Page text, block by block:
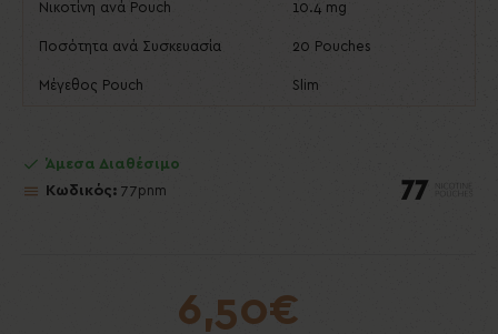
Νικοτίνη ανά Pouch 10.4 mg
Ποσότητα ανά Συσκευασία 20 Pouches
Μέγεθος Pouch Slim
6,50€
Άμεσα Διαθέσιμο
Κωδικός: 77pnm